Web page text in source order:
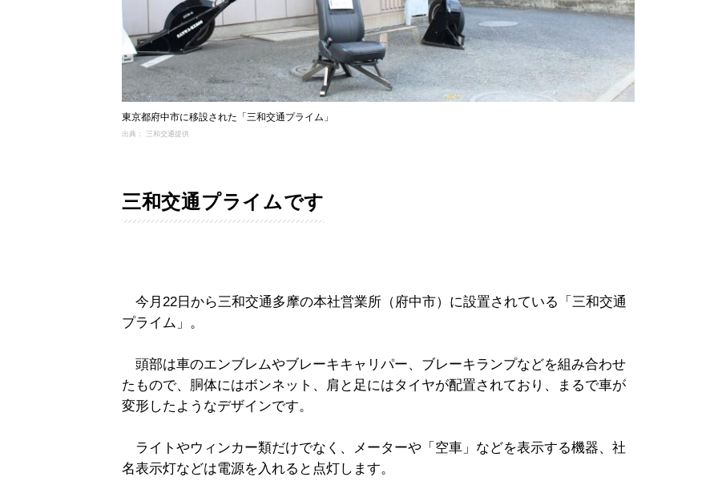
東京都府中市に移設された「三和交通プライム」
出典： 三和交通提供
三和交通プライムです
今月22日から三和交通多摩の本社営業所（府中市）に設置されている「三和交通
プライム」。
頭部は車のエンブレムやブレーキキャリパー、ブレーキランプなどを組み合わせ
たもので、胴体にはボンネット、肩と足にはタイヤが配置されており、まるで車が
変形したようなデザインです。
ライトやウィンカー類だけでなく、メーターや「空車」などを表示する機器、社
名表示灯などは電源を入れると点灯します。